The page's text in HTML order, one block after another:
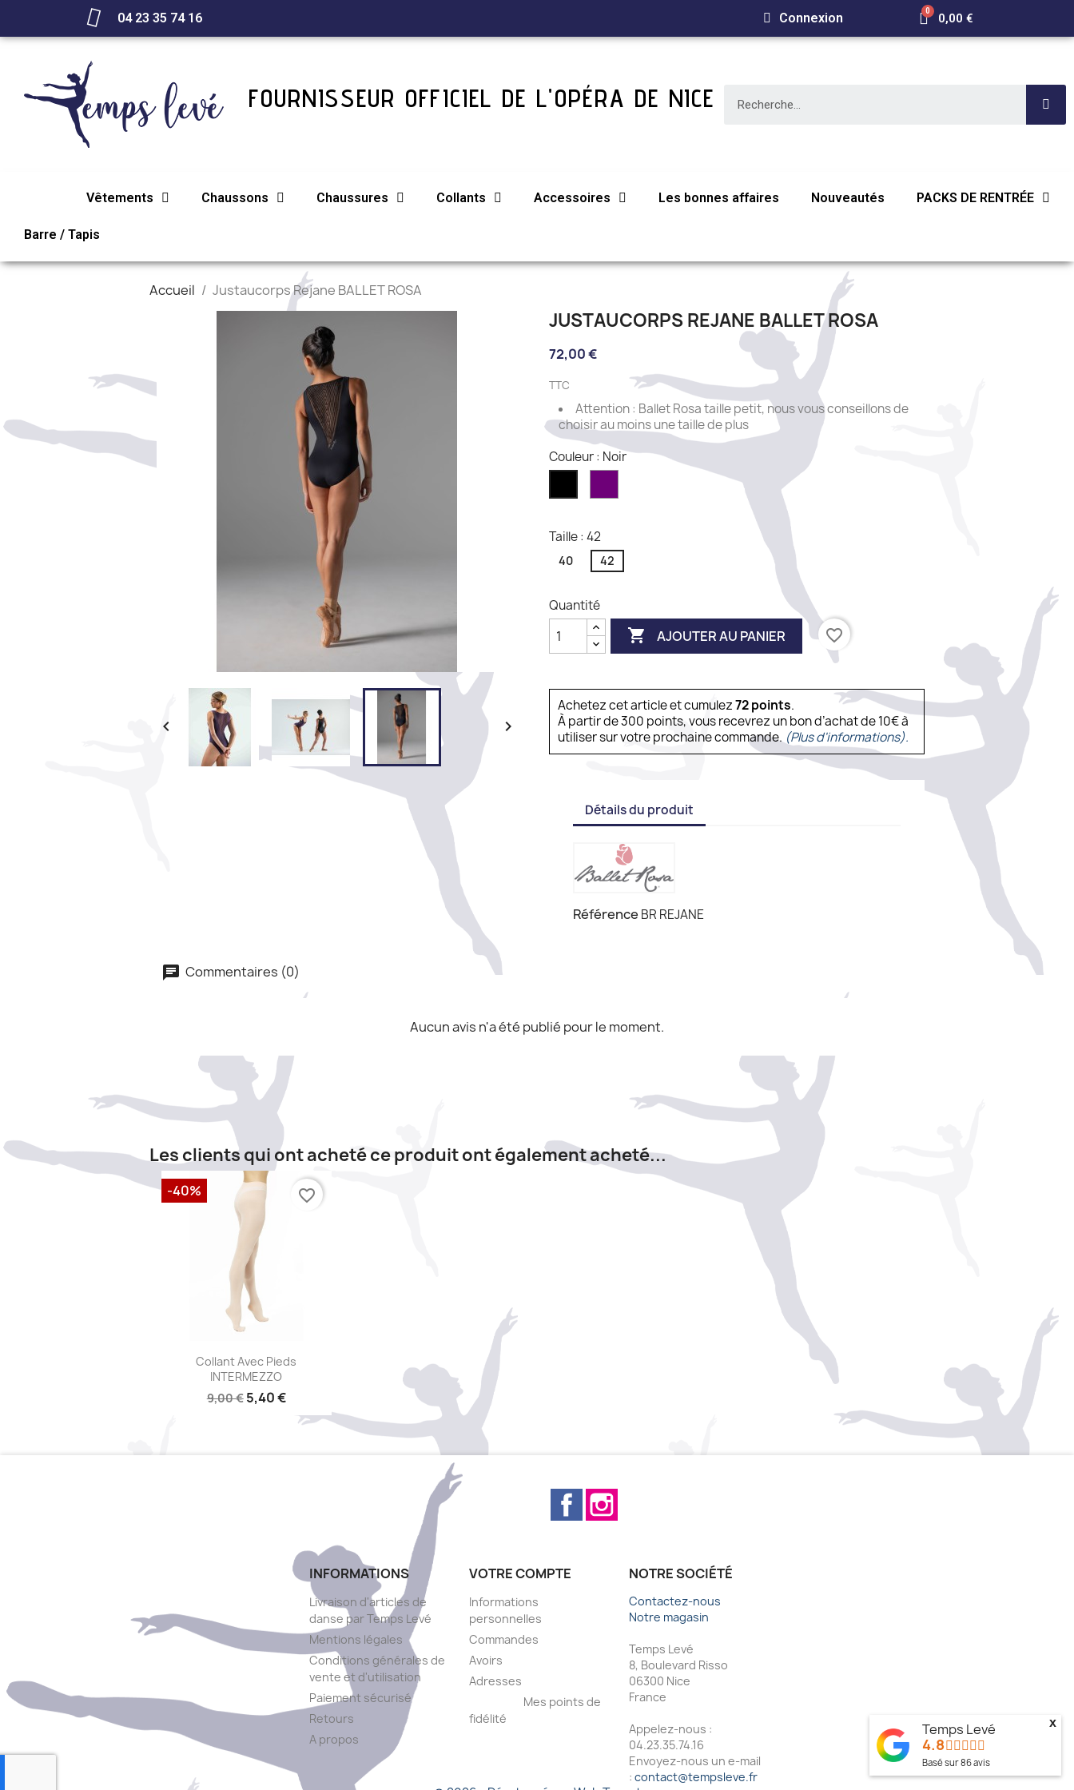
04 23 35 74 16 Connexion 0,00 €
FOURNISSEUR OFFICIEL DE L'OPÉRA DE NICE
Vêtements Chaussons Chaussures Collants Accessoires Les bonnes affaires Nouveautés PACKS DE RENTRÉE
Barre / Tapis
Accueil Justaucorps Rejane BALLET ROSA
 
JUSTAUCORPS REJANE BALLET ROSA
72,00 €
TTC
Attention : Ballet Rosa taille petit, nous vous conseillons de
choisir au moins une taille de plus
Couleur : Noir
Taille : 42
40 42
Quantité
 AJOUTER AU PANIER favorite_border
Achetez cet article et cumulez72points.
À partir de 300 points, vous recevrez un bon d’achat de 10€ à
utiliser sur votre prochaine commande. (Plus d'informations).
Détails du produit
Référence BR REJANE
Commentaires (0)
Aucun avis n'a été publié pour le moment.
Les clients qui ont acheté ce produit ont également acheté...
Aperçu rapide
Collant Avec Pieds
INTERMEZZO
9,00 € 5,40 €
-40% favorite_border
Facebook
INFORMATIONS
Livraison d'articles de
danse par Temps Levé
Mentions légales
Conditions générales de
vente et d'utilisation
Paiement sécurisé
Retours
A propos
VOTRE COMPTE
Informations
personnelles
Commandes
Avoirs
Adresses
Mes points de
fidélité
NOTRE SOCIÉTÉ
Contactez-nous
Notre magasin
Temps Levé
8, Boulevard Risso
06300 Nice
France
Appelez-nous :
04.23.35.74.16
Envoyez-nous un e-mail
: contact@tempsleve.fr
Temps Levé
4.8
Basé sur86avis
x